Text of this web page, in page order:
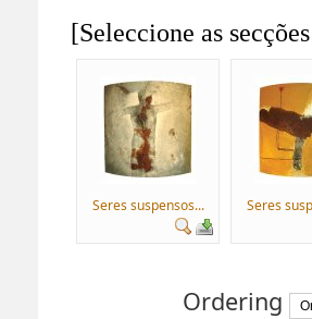
[Seleccione as
Seres suspensos... Seres
Ordering